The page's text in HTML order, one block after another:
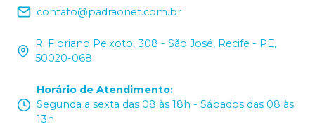
contato@padraonet.com.br
R. Floriano Peixoto, 308 - São José, Recife - PE,
50020-068
Horário de Atendimento:
Segunda a sexta das 08 às 18h - Sábados das 08 às
13h